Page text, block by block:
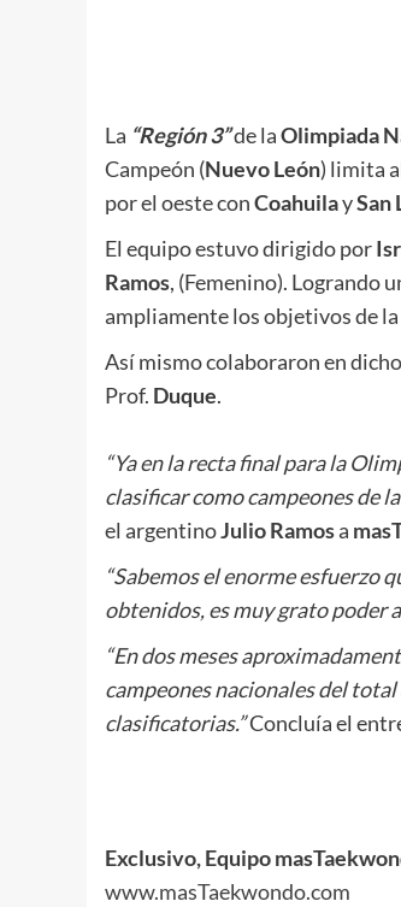
La “Región 3”de laOlimpiada
Campeón (Nuevo León) limita
por el oeste conCoahuilaySan
El equipo estuvo dirigido por
Ramos, (Femenino). Logrando
ampliamente los objetivos de la
Así mismo colaboraron en
Prof. Duque.
“Ya en la recta final para la
clasificar como campeones de
el argentinoJulio Ramosa
“Sabemos el enorme esfuerzo
obtenidos, es muy grato poder
“En dos meses
campeones nacionales del total
clasificatorias.”Concluía el
Exclusivo, Equipo
www.masTaekwondo.com